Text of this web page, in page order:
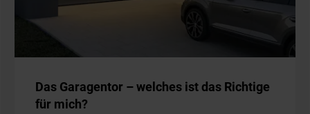
Das Ga­ra­gen­tor – wel­ches ist das Rich­ti­ge
für mich?